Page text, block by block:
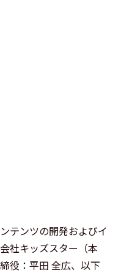
テンツの開発およびイ
社キッズスター（本
役：平田 全広、以下